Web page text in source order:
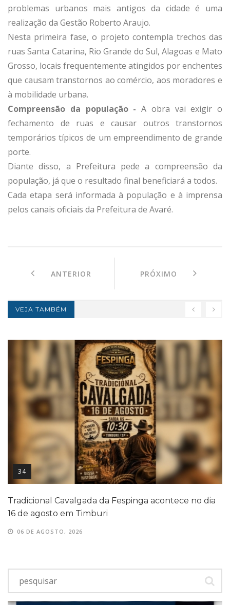
problemas urbanos mais antigos da cidade é uma
realização da Gestão Roberto Araujo.
Nesta primeira fase, o projeto contempla trechos das
ruas Santa Catarina, Rio Grande do Sul, Alagoas e Mato
Grosso, locais frequentemente atingidos por enchentes
que causam transtornos ao comércio, aos moradores e
à mobilidade urbana.
Compreensão da população - A obra vai exigir o
fechamento de ruas e causar outros transtornos
temporários típicos de um empreendimento de grande
porte.
Diante disso, a Prefeitura pede a compreensão da
população, já que o resultado final beneficiará a todos.
Cada etapa será informada à população e à imprensa
pelos canais oficiais da Prefeitura de Avaré.
ANTERIOR PRÓXIMO
VEJA TAMBÉM
34
Tradicional Cavalgada da Fespinga acontece no dia
16 de agosto em Timburi
06 DE AGOSTO, 2026